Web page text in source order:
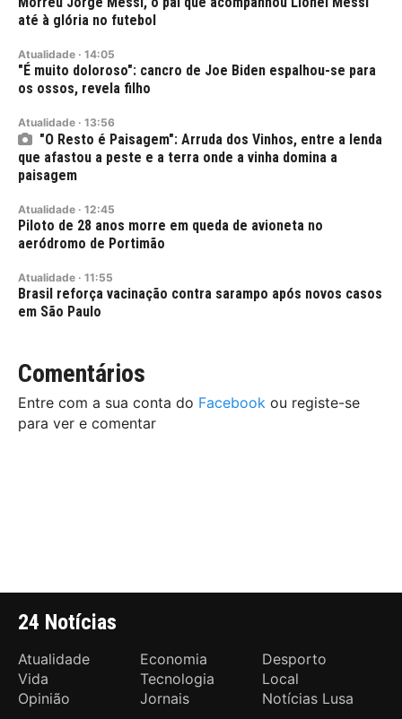
até à glória no futebol
Atualidade · 14:05
"É muito doloroso": cancro de Joe Biden espalhou-se para
os ossos, revela filho
Atualidade · 13:56
"O Resto é Paisagem": Arruda dos Vinhos, entre a lenda
que afastou a peste e a terra onde a vinha domina a
paisagem
Atualidade · 12:45
Piloto de 28 anos morre em queda de avioneta no
aeródromo de Portimão
Atualidade · 11:55
Brasil reforça vacinação contra sarampo após novos casos
em São Paulo
Comentários
Entre com a sua conta do Facebook ou registe-se
para ver e comentar
24 Notícias
Atualidade Economia
Desporto
Vida
Tecnologia
Local
Opinião
Jornais Notícias Lusa